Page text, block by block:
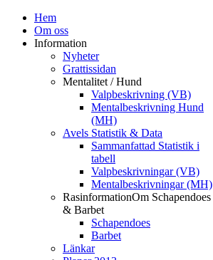
Hem
Om oss
Information
Nyheter
Grattissidan
Mentalitet / Hund
Valpbeskrivning (VB)
Mentalbeskrivning Hund
(MH)
Avels Statistik & Data
Sammanfattad Statistik i
tabell
Valpbeskrivningar (VB)
Mentalbeskrivningar (MH)
RasinformationOm Schapendoes
& Barbet
Schapendoes
Barbet
Länkar